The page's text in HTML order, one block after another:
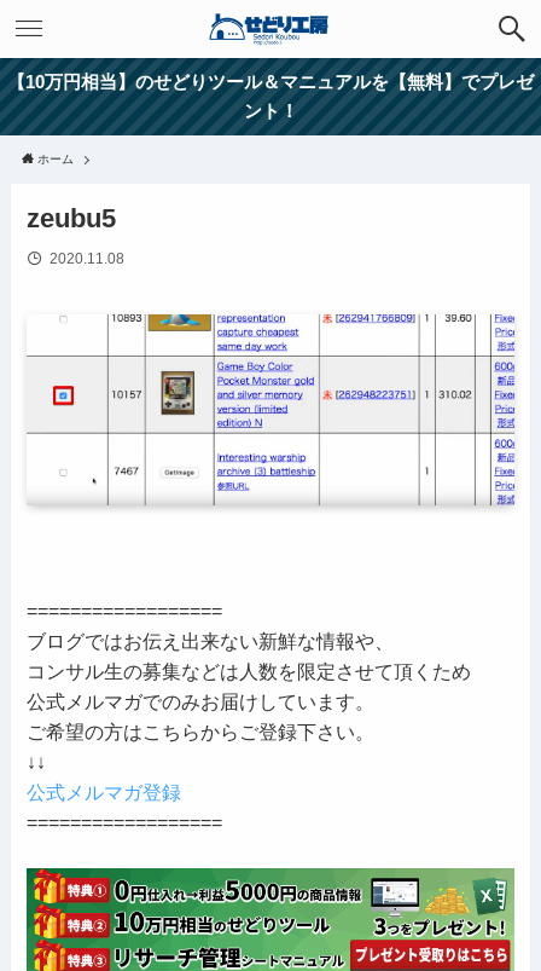
【10万円相当】のせどりツール＆マニュアルを【無料】でプレゼ
ント！
ホーム
zeubu5
2020.11.08
==================
ブログではお伝え出来ない新鮮な情報や、
コンサル生の募集などは人数を限定させて頂くため
公式メルマガでのみお届けしています。
ご希望の方はこちらからご登録下さい。
↓↓
公式メルマガ登録
==================